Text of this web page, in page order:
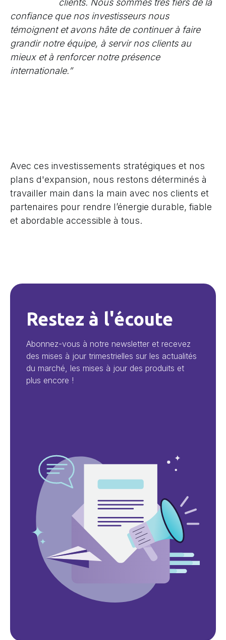
clients. Nous sommes très fiers de la
confiance que nos investisseurs nous
témoignent et avons hâte de continuer à faire
grandir notre équipe, à servir nos clients au
mieux et à renforcer notre présence
internationale.”
Avec ces investissements stratégiques et nos
plans d'expansion, nous restons déterminés à
travailler main dans la main avec nos clients et
partenaires pour rendre l’énergie durable, fiable
et abordable accessible à tous.
Restez à l'écoute
Abonnez-vous à notre newsletter et recevez
des mises à jour trimestrielles sur les actualités
du marché, les mises à jour des produits et
plus encore !